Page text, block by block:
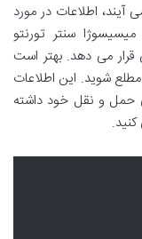
اطلاعات در مورد
سنتر تورنتو
قرار می دهد. بهتر است
شوید. این اطلاعات
حمل و نقل خود داشته